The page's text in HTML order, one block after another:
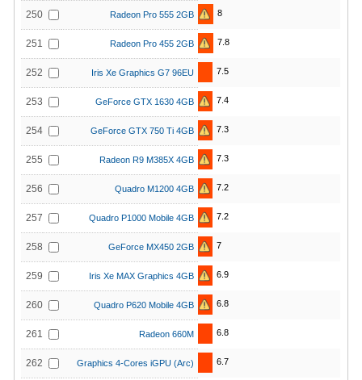
250 Radeon Pro 555 2GB 8
251 Radeon Pro 455 2GB 7.8
252 Iris Xe Graphics G7 96EU 7.5
253 GeForce GTX 1630 4GB 7.4
254 GeForce GTX 750 Ti 4GB 7.3
255 Radeon R9 M385X 4GB 7.3
256 Quadro M1200 4GB 7.2
257 Quadro P1000 Mobile 4GB 7.2
258 GeForce MX450 2GB 7
259 Iris Xe MAX Graphics 4GB 6.9
260 Quadro P620 Mobile 4GB 6.8
261 Radeon 660M 6.8
262 Graphics 4-Cores iGPU (Arc) 6.7